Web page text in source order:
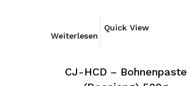
Weiterlesen
Quick View
CJ-HCD – Bohnenpaste